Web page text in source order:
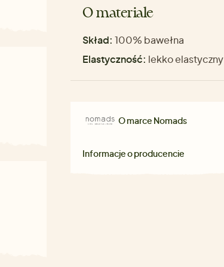
O materiale
Skład: 100% bawełna
Elastyczność: lekko elastyczny
O marce Nomads
Informacje o producencie